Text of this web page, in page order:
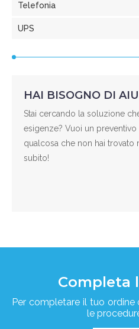
Telefonia
UPS
HAI BISOGNO DI
Stai cercando la soluzione
esigenze? Vuoi un
qualcosa che non hai trovato
subito!
Completa
Per completare il tuo
le